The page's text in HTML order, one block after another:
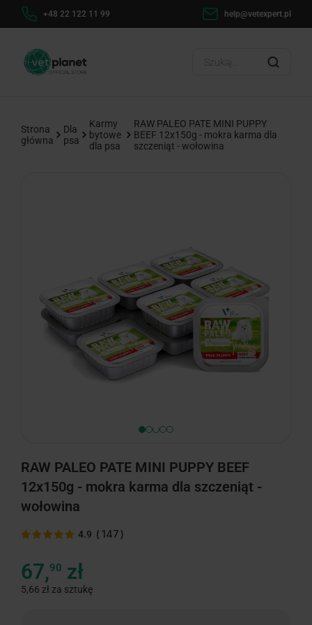
Dostawa od 0 zł ?
Strona
główna
Dla
psa
Karmy
bytowe
dla psa
RAW PALEO PATE MINI PUPPY
BEEF 12x150g - mokra karma dla
szczeniąt - wołowina
RAW PALEO PATE MINI PUPPY BEEF
12x150g - mokra karma dla szczeniąt -
wołowina
4.9 ( 147 )
67,90 zł
5,66 zł za sztukę